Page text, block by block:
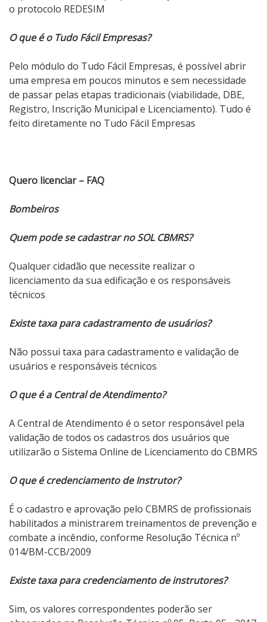
o protocolo REDESIM
O que é o Tudo Fácil Empresas?
Pelo módulo do Tudo Fácil Empresas, é possível abrir
uma empresa em poucos minutos e sem necessidade
de passar pelas etapas tradicionais (viabilidade, DBE,
Registro, Inscrição Municipal e Licenciamento). Tudo é
feito diretamente no Tudo Fácil Empresas
Quero licenciar – FAQ
Bombeiros
Quem pode se cadastrar no SOL CBMRS?
Qualquer cidadão que necessite realizar o
licenciamento da sua edificação e os responsáveis
técnicos
Existe taxa para cadastramento de usuários?
Não possui taxa para cadastramento e validação de
usuários e responsáveis técnicos
O que é a Central de Atendimento?
A Central de Atendimento é o setor responsável pela
validação de todos os cadastros dos usuários que
utilizarão o Sistema Online de Licenciamento do CBMRS
O que é credenciamento de Instrutor?
É o cadastro e aprovação pelo CBMRS de profissionais
habilitados a ministrarem treinamentos de prevenção e
combate a incêndio, conforme Resolução Técnica nº
014/BM-CCB/2009
Existe taxa para credenciamento de instrutores?
Sim, os valores correspondentes poderão ser